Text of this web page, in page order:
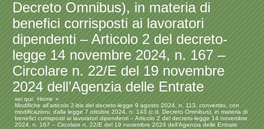
Decreto Omnibus), in materia di
benefici corrisposti ai lavoratori
dipendenti – Articolo 2 del decreto-
legge 14 novembre 2024, n. 167 –
Circolare n. 22/E del 19 novembre
2024 dell’Agenzia delle Entrate
sei qui: Home
Modifiche all’articolo 2-bis del decreto-legge 9 agosto 2024, n. 113, convertito, con
modificazioni, dalla legge 7 ottobre 2024, n. 143 (c.d. Decreto Omnibus), in materia di
benefici corrisposti ai lavoratori dipendenti – Articolo 2 del decreto-legge 14 novembre
2024, n. 167 – Circolare n. 22/E del 19 novembre 2024 dell’Agenzia delle Entrate